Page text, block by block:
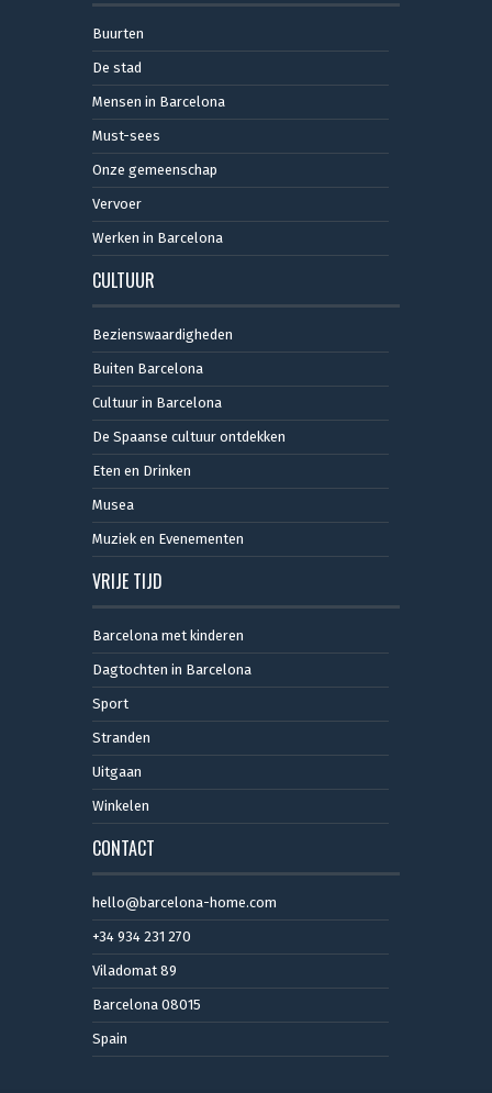
Buurten
De stad
Mensen in Barcelona
Must-sees
Onze gemeenschap
Vervoer
Werken in Barcelona
CULTUUR
Bezienswaardigheden
Buiten Barcelona
Cultuur in Barcelona
De Spaanse cultuur ontdekken
Eten en Drinken
Musea
Muziek en Evenementen
VRIJE TIJD
Barcelona met kinderen
Dagtochten in Barcelona
Sport
Stranden
Uitgaan
Winkelen
CONTACT
hello@barcelona-home.com
+34 934 231 270
Viladomat 89
Barcelona 08015
Spain